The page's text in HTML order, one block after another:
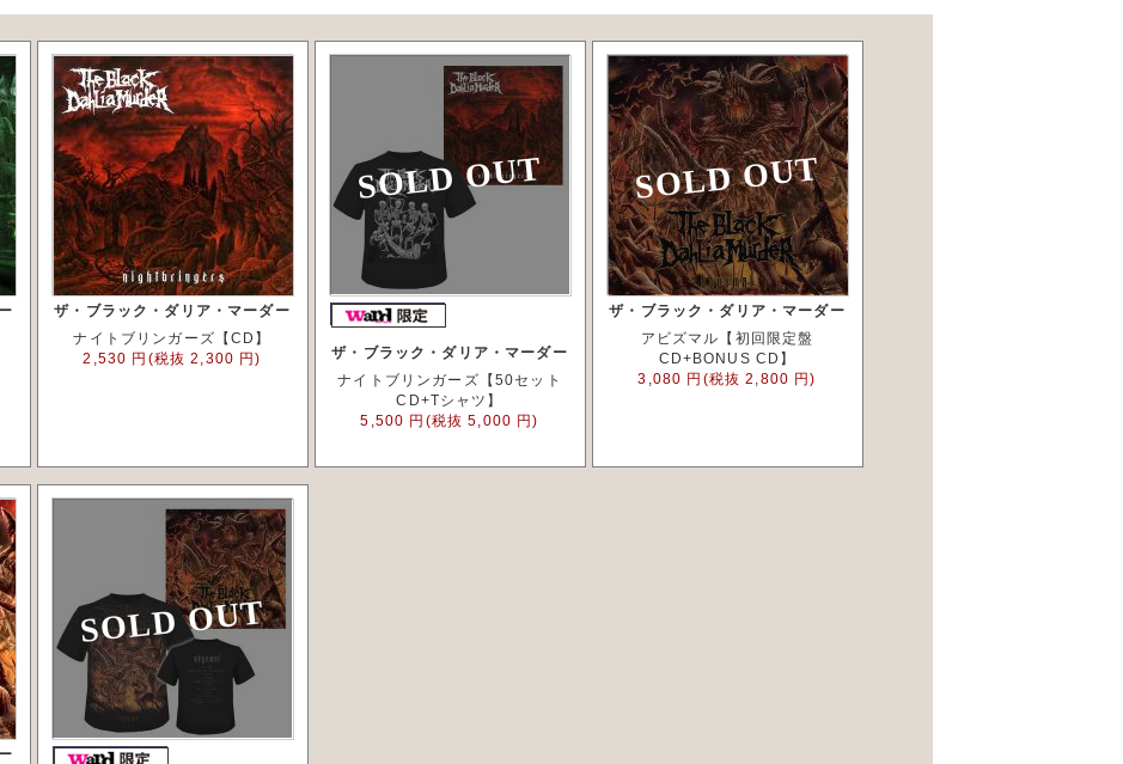
ザ・ブラック・ダリア・マーダー
ナイトブリンガーズ【CD】
2,530 円(税抜 2,300 円)
SOLD OUT
ザ・ブラック・ダリア・マーダー
ナイトブリンガーズ【50セット
CD+Tシャツ】
5,500 円(税抜 5,000 円)
SOLD OUT
ザ・ブラック・ダリア・マーダー
アビズマル【初回限定盤
CD+BONUS CD】
3,080 円(税抜 2,800 円)
SOLD OUT